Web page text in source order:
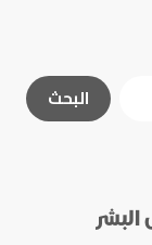
الإلزاميةالبحث